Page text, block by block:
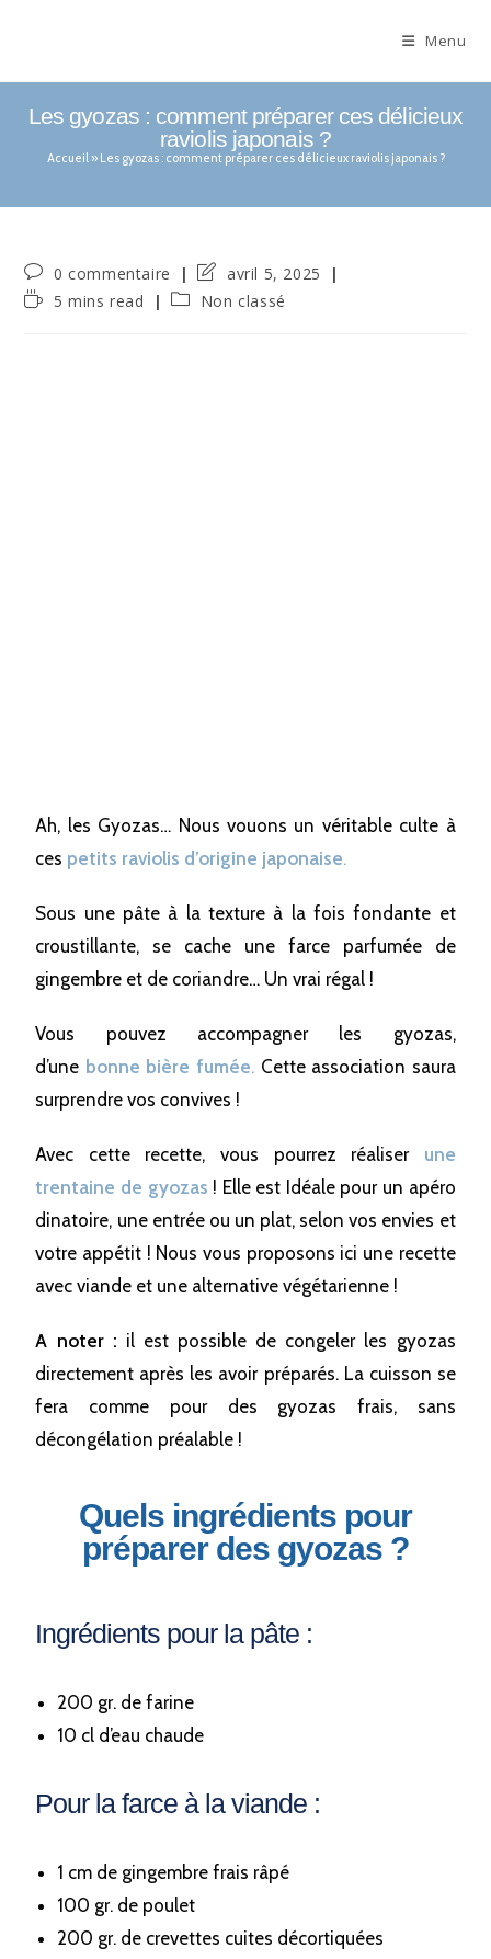
Menu
Les gyozas : comment préparer ces délicieux
raviolis japonais ?
Accueil» Les gyozas : comment préparer ces délicieux raviolis japonais ?
0 commentaire
avril 5, 2025
5 mins read
Non classé
Ah, les Gyozas… Nous vouons un véritable culte à
ces petits raviolis d’origine japonaise.
Sous une pâte à la texture à la fois fondante et
croustillante, se cache une farce parfumée de
gingembre et de coriandre… Un vrai régal !
Vous pouvez accompagner les gyozas,
d’une bonne bière fumée. Cette association saura
surprendre vos convives !
Avec cette recette, vous pourrez réaliser
une
trentaine de gyozas ! Elle est Idéale pour un apéro
dinatoire, une entrée ou un plat, selon vos envies et
votre appétit ! Nous vous proposons ici une recette
avec viande et une alternative végétarienne !
A noter : il est possible de congeler les gyozas
directement après les avoir préparés. La cuisson se
fera comme pour des gyozas frais, sans
décongélation préalable !
Quels ingrédients pour
préparer des gyozas ?
Ingrédients pour la pâte :
200 gr. de farine
10 cl d’eau chaude
Pour la farce à la viande :
1 cm de gingembre frais râpé
100 gr. de poulet
200 gr. de crevettes cuites décortiquées